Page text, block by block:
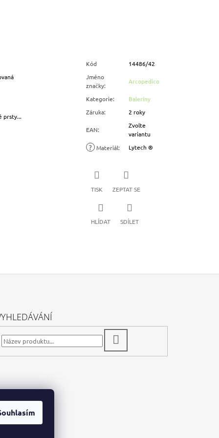
prsty...
Kód
14486/42
Jméno
značky:
Arcopedico
Kategorie:
Baleríny
Záruka: 2 roky
EAN:
Zvolte
variantu
? Materiál: Lytech ®
TISK ZEPTAT SE
HLÍDAT SDÍLET